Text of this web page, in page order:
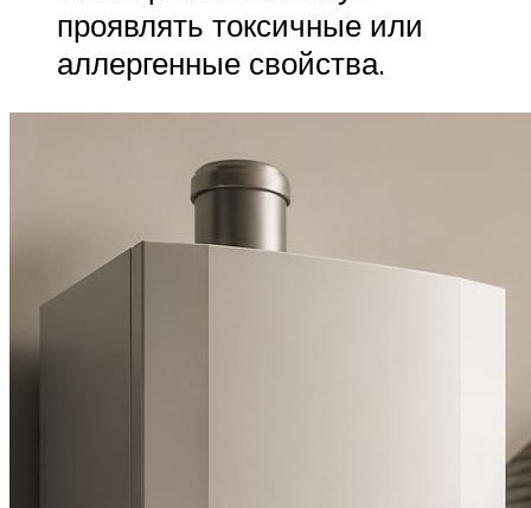
проявлять токсичные или
аллергенные свойства.